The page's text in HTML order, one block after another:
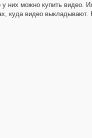
них можно купить видео.
куда видео выкладывают.